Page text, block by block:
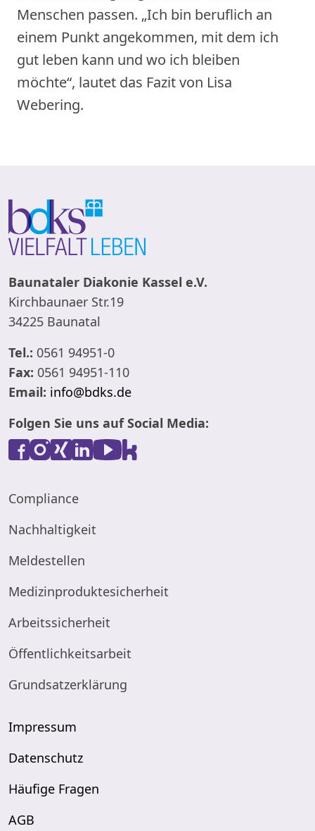
Menschen passen. „Ich bin beruflich an
einem Punkt angekommen, mit dem ich
gut leben kann und wo ich bleiben
möchte“, lautet das Fazit von Lisa
Webering.
Baunataler Diakonie Kassel e.V.
Kirchbaunaer Str.19
34225 Baunatal
Tel.: 0561 94951-0
Fax: 0561 94951-110
Email: info@bdks.de
Folgen Sie uns auf Social Media:
Compliance
Nachhaltigkeit
Meldestellen
Medizinproduktesicherheit
Arbeitssicherheit
Öffentlichkeitsarbeit
Grundsatzerklärung
Impressum
Datenschutz
Häufige Fragen
AGB